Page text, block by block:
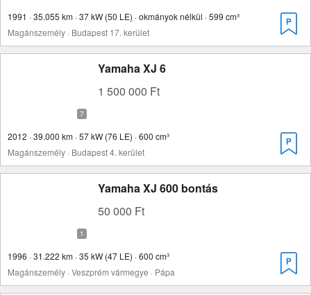
1991 · 35.055 km · 37 kW (50 LE) · okmányok nélkül · 599 cm³
Magánszemély · Budapest 17. kerület
Yamaha XJ 6
1 500 000 Ft
2012 · 39.000 km · 57 kW (76 LE) · 600 cm³
Magánszemély · Budapest 4. kerület
Yamaha XJ 600 bontás
50 000 Ft
1996 · 31.222 km · 35 kW (47 LE) · 600 cm³
Magánszemély · Veszprém vármegye · Pápa